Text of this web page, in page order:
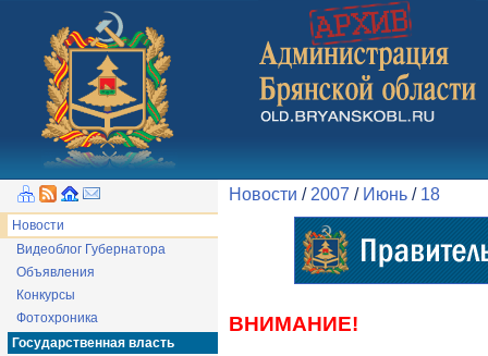
Новости
Видеоблог Губернатора
Объявления
Конкурсы
Фотохроника
Государственная власть
Новости / 2007 / Июнь / 18
ВНИМАНИЕ!